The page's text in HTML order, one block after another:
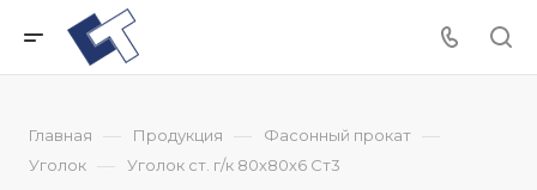
Главная — Продукция — Фасонный прокат —
Уголок — Уголок ст. г/к 80х80х6 Ст3